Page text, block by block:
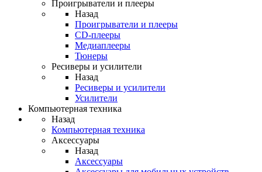
Проигрыватели и плееры
Назад
Проигрыватели и плееры
CD-плееры
Медиаплееры
Тюнеры
Ресиверы и усилители
Назад
Ресиверы и усилители
Усилители
Компьютерная техника
Назад
Компьютерная техника
Аксессуары
Назад
Аксессуары